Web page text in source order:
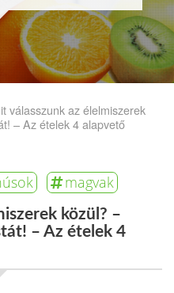
válasszunk az élelmiszerek
– Az ételek 4 alapvető
magvak
közül? –
– Az ételek 4